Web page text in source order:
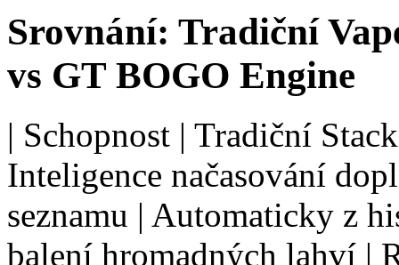
Srovnání: Tradiční
vs GT BOGO Engine
| Schopnost | Tradiční
Inteligence načasování
seznamu | Automaticky z
balení hromadných lahví |